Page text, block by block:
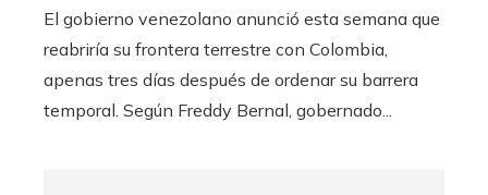
El gobierno venezolano anunció esta semana que
reabriría su frontera terrestre con Colombia,
apenas tres días después de ordenar su barrera
temporal. Según Freddy Bernal, gobernado...